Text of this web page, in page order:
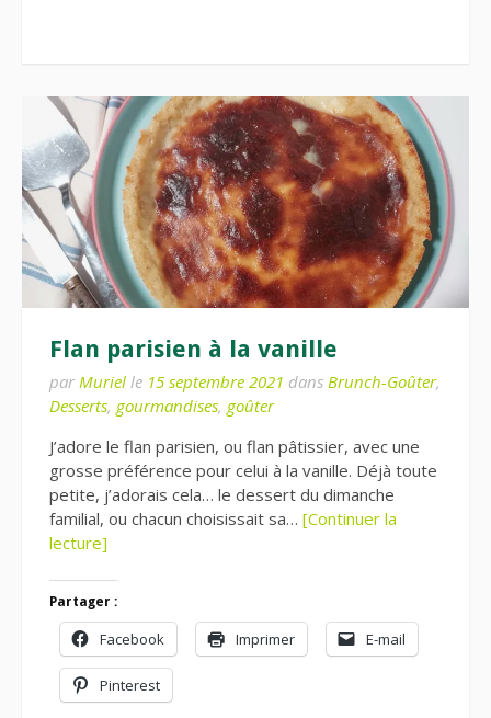
Flan parisien à la vanille
par Muriel le 15 septembre 2021 dans Brunch-Goûter,
Desserts, gourmandises, goûter
J’adore le flan parisien, ou flan pâtissier, avec une
grosse préférence pour celui à la vanille. Déjà toute
petite, j’adorais cela… le dessert du dimanche
familial, ou chacun choisissait sa… [Continuer la
lecture]
Partager :
Facebook Imprimer E-mail
Pinterest